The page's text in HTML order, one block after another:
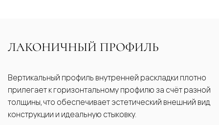
ЛАКОНИЧНЫЙ ПРОФИЛЬ
Вертикальный профиль внутренней раскладки плотно
прилегает к горизонтальному профилю за счёт разной
толщины, что обеспечивает эстетический внешний вид
конструкции и идеальную стыковку.